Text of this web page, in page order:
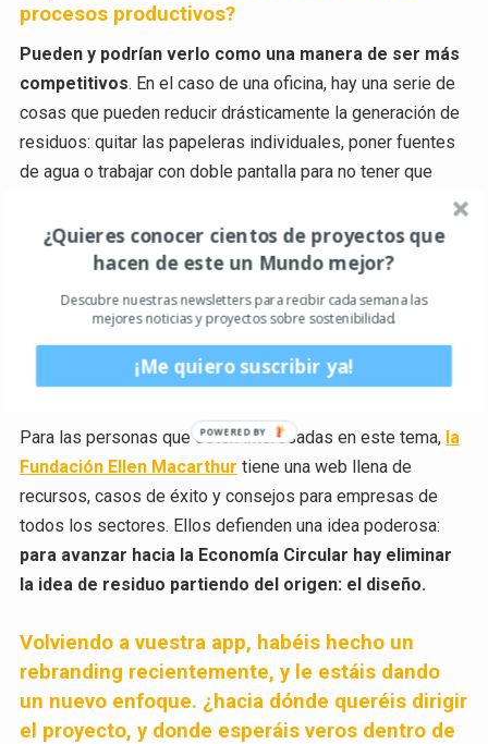
procesos productivos?
Pueden y podrían verlo como una manera de ser más
competitivos. En el caso de una oficina, hay una serie de
cosas que pueden reducir drásticamente la generación de
residuos: quitar las papeleras individuales, poner fuentes
de agua o trabajar con doble pantalla para no tener que
imprimir las cosas para leer y escribir a la vez por ejemplo.
Para los procesos productivos es un reto mayor y
tiene mucho que ver con la
Economía Circular
. Hay que
revisar toda la cadena productiva, los materiales, la
maquinaria y saber adaptarlo. Lo buenos es que hay
muchos ejemplos de empresas que ya lo están haciendo.
Para las personas que estén interesadas en este tema, la
Fundación Ellen Macarthur tiene una web llena de
recursos, casos de éxito y consejos para empresas de
todos los sectores. Ellos defienden una idea poderosa:
para avanzar hacia la Economía Circular hay eliminar
la idea de residuo partiendo del origen: el diseño.
Volviendo a vuestra app, habéis hecho un
rebranding recientemente, y le estáis dando
un nuevo enfoque. ¿hacia dónde queréis dirigir
el proyecto, y donde esperáis veros dentro de
¿Quieres conocer cientos de proyectos que
hacen de este un Mundo mejor?
Descubre nuestras newsletters para recibir cada semana las
mejores noticias y proyectos sobre sostenibilidad.
¡Me quiero suscribir ya!